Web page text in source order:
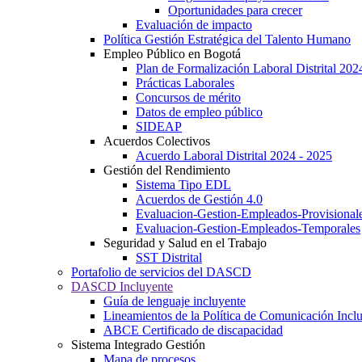
Oportunidades para crecer
Evaluación de impacto
Política Gestión Estratégica del Talento Humano
Empleo Público en Bogotá
Plan de Formalización Laboral Distrital
Prácticas Laborales
Concursos de mérito
Datos de empleo público
SIDEAP
Acuerdos Colectivos
Acuerdo Laboral Distrital 2024 - 2025
Gestión del Rendimiento
Sistema Tipo EDL
Acuerdos de Gestión 4.0
Evaluacion-Gestion-Empleados-
Evaluacion-Gestion-Empleados-Temporales
Seguridad y Salud en el Trabajo
SST Distrital
Portafolio de servicios del DASCD
DASCD Incluyente
Guía de lenguaje incluyente
Lineamientos de la Política de Comunicación
ABCE Certificado de discapacidad
Sistema Integrado Gestión
Mapa de procesos